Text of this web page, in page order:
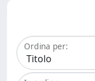
Ordina per: